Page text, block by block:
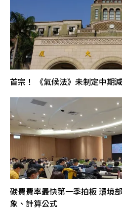
首宗！ 《氣候法》未制定中期
碳費費率最快第一季拍板 環境
象、計算公式